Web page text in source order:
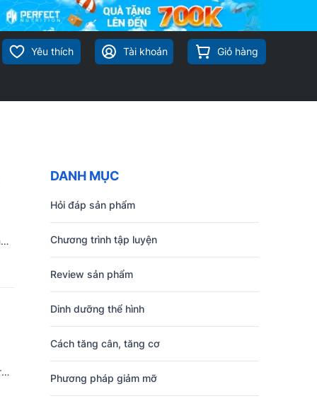
Yêu thích Tài khoản Giỏ hàng
DANH MỤC
Hỏi đáp sản phẩm
Chương trình tập luyện
Review sản phẩm
Dinh dưỡng thể hình
Cách tăng cân, tăng cơ
Phương pháp giảm mỡ